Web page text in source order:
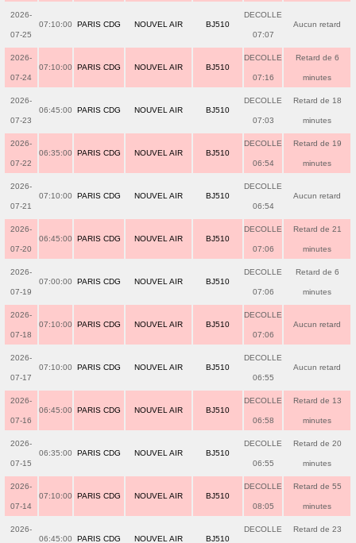
2026-
07-25
07:10:00 PARIS CDG NOUVEL AIR BJ510
DECOLLE
07:07
Aucun retard
2026-
07-24
07:10:00 PARIS CDG NOUVEL AIR BJ510
DECOLLE
07:16
Retard de 6
minutes
2026-
07-23
06:45:00 PARIS CDG NOUVEL AIR BJ510
DECOLLE
07:03
Retard de 18
minutes
2026-
07-22
06:35:00 PARIS CDG NOUVEL AIR BJ510
DECOLLE
06:54
Retard de 19
minutes
2026-
07-21
07:10:00 PARIS CDG NOUVEL AIR BJ510
DECOLLE
06:54
Aucun retard
2026-
07-20
06:45:00 PARIS CDG NOUVEL AIR BJ510
DECOLLE
07:06
Retard de 21
minutes
2026-
07-19
07:00:00 PARIS CDG NOUVEL AIR BJ510
DECOLLE
07:06
Retard de 6
minutes
2026-
07-18
07:10:00 PARIS CDG NOUVEL AIR BJ510
DECOLLE
07:06
Aucun retard
2026-
07-17
07:10:00 PARIS CDG NOUVEL AIR BJ510
DECOLLE
06:55
Aucun retard
2026-
07-16
06:45:00 PARIS CDG NOUVEL AIR BJ510
DECOLLE
06:58
Retard de 13
minutes
2026-
07-15
06:35:00 PARIS CDG NOUVEL AIR BJ510
DECOLLE
06:55
Retard de 20
minutes
2026-
07-14
07:10:00 PARIS CDG NOUVEL AIR BJ510
DECOLLE
08:05
Retard de 55
minutes
2026-
06:45:00
PARIS CDG NOUVEL AIR BJ510
DECOLLE Retard de 23